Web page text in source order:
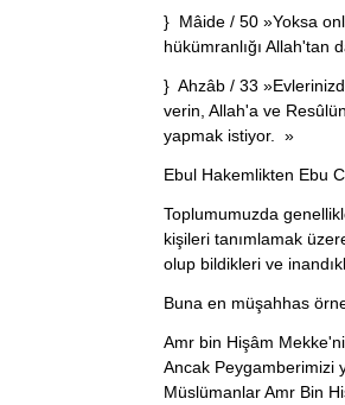
} Mâide / 50 »Yoksa
hükümranlığı Allah'tan
} Ahzâb / 33
verin, Allah'a ve
yapmak istiyor. »
Ebul Hakemlikten Ebu
Toplumumuzda
kişileri tanımlamak
olup bildikleri ve
Buna en müşahhas
Amr bin Hişâm
Ancak Peygamberimizi
Müslümanlar Amr Bin